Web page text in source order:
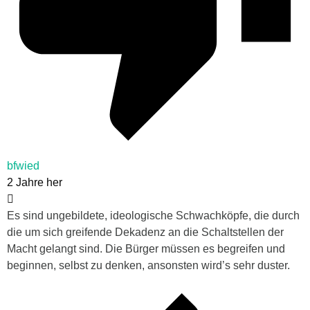
bfwied
2 Jahre her
Es sind ungebildete, ideologische Schwachköpfe, die durch
die um sich greifende Dekadenz an die Schaltstellen der
Macht gelangt sind. Die Bürger müssen es begreifen und
beginnen, selbst zu denken, ansonsten wird’s sehr duster.